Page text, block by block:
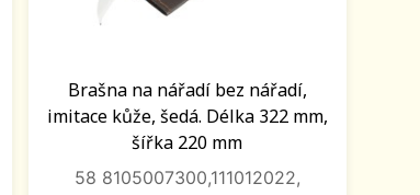
Brašna na nářadí bez nářadí,
imitace kůže, šedá. Délka 322 mm,
šířka 220 mm
58 8105007300,111012022,